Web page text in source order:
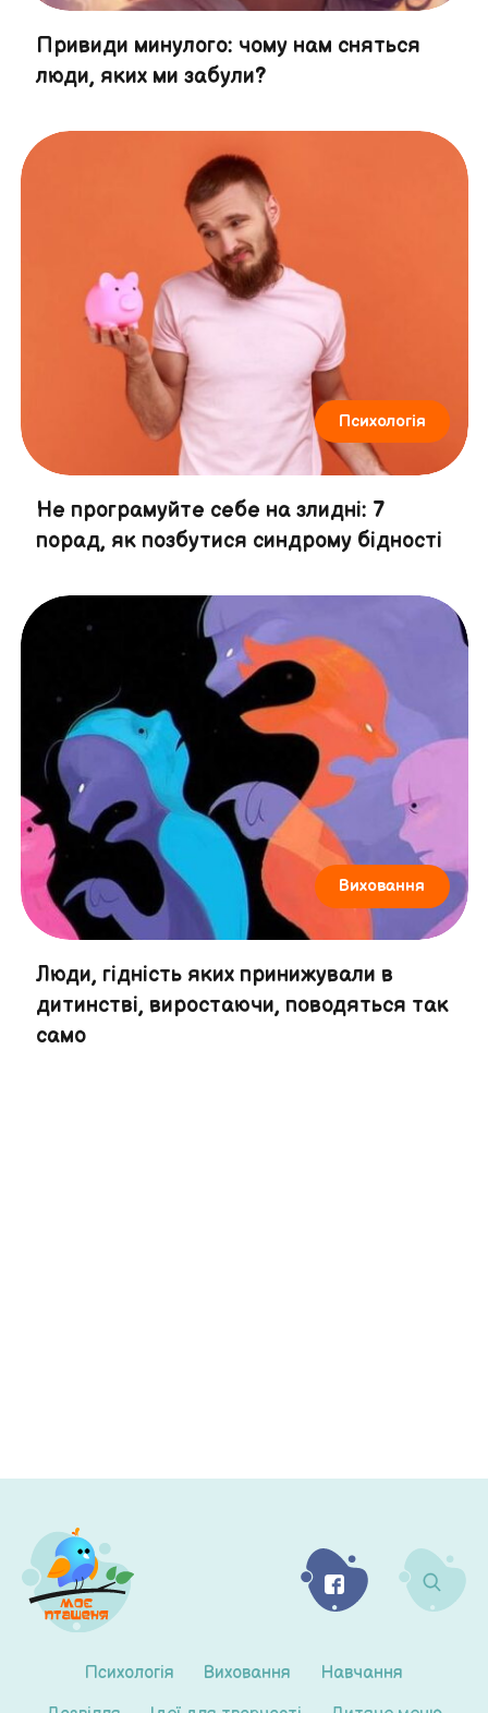
Привиди минулого: чому нам сняться
люди, яких ми забули?
Психологія
Не програмуйте себе на злидні: 7
порад, як позбутися синдрому бідності
Виховання
Люди, гідність яких принижували в
дитинстві, виростаючи, поводяться так
само
Психологія Виховання
Навчання